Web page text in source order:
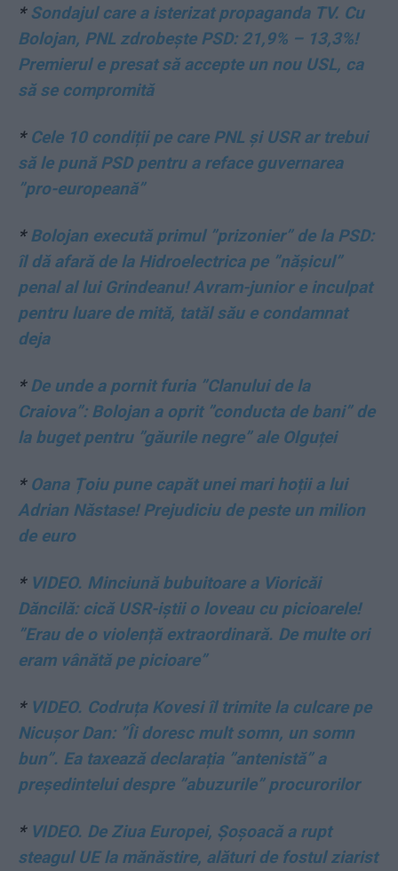
* Sondajul care a isterizat propaganda TV. Cu
Bolojan, PNL zdrobește PSD: 21,9% – 13,3%!
Premierul e presat să accepte un nou USL, ca
să se compromită
* Cele 10 condiții pe care PNL și USR ar trebui
să le pună PSD pentru a reface guvernarea
”pro-europeană”
*Bolojan execută primul ”prizonier” de la PSD:
îl dă afară de la Hidroelectrica pe ”nășicul”
penal al lui Grindeanu! Avram-junior e inculpat
pentru luare de mită, tatăl său e condamnat
deja
*De unde a pornit furia ”Clanului de la
Craiova”: Bolojan a oprit ”conducta de bani” de
la buget pentru ”găurile negre” ale Olguței
* Oana Țoiu pune capăt unei mari hoții a lui
Adrian Năstase! Prejudiciu de peste un milion
de euro
* VIDEO. Minciună bubuitoare a Vioricăi
Dăncilă: cică USR-iștii o loveau cu picioarele!
”Erau de o violență extraordinară. De multe ori
eram vânătă pe picioare”
* VIDEO. Codruța Kovesi îl trimite la culcare pe
Nicușor Dan: ”Îi doresc mult somn, un somn
bun”. Ea taxează declarația ”antenistă” a
președintelui despre ”abuzurile” procurorilor
* VIDEO. De Ziua Europei, Șoșoacă a rupt
steagul UE la mănăstire, alături de fostul ziarist